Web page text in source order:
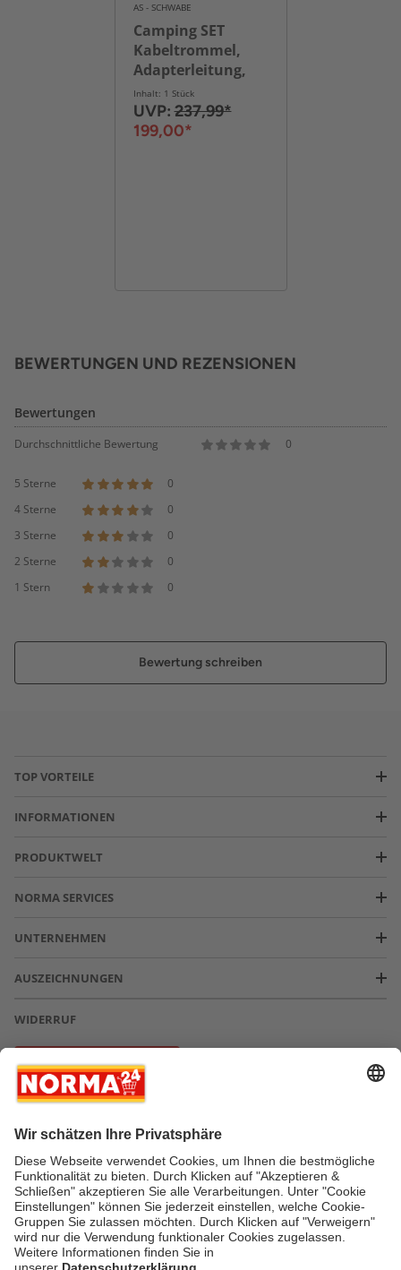
AS - SCHWABE
Camping SET
Kabeltrommel,
Adapterleitung,
Verlängerungskabel
und
Taschenlampe
Inhalt: 1 Stück
UVP:237,99*
199,00*
BEWERTUNGEN UND REZENSIONEN
Bewertungen
Durchschnittliche Bewertung 0
5 Sterne
0
4 Sterne
0
3 Sterne
0
2 Sterne
0
1 Stern
0
Bewertung schreiben
TOP VORTEILE
INFORMATIONEN
PRODUKTWELT
NORMA SERVICES
UNTERNEHMEN
AUSZEICHNUNGEN
WIDERRUF
Vertrag widerrufen
* Greifen Sie schnell zu! Alle angegebenen Preise in Euro und inklusive der